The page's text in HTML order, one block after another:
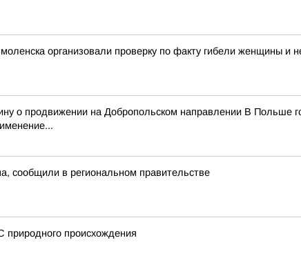
организовали проверку по факту гибели женщины и
о продвижении на Добропольском направлении В Польше
сообщили в региональном правительстве
происхождения